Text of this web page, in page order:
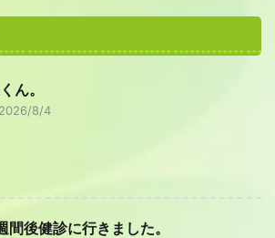
ん。
2026/8/4
間後健診に行きました。